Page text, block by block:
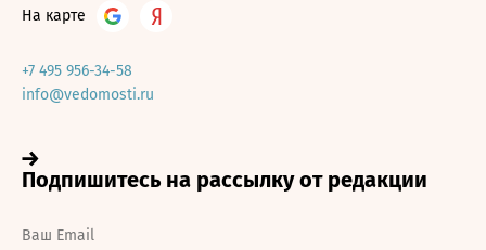
На карте
+7 495 956-34-58
info@vedomosti.ru